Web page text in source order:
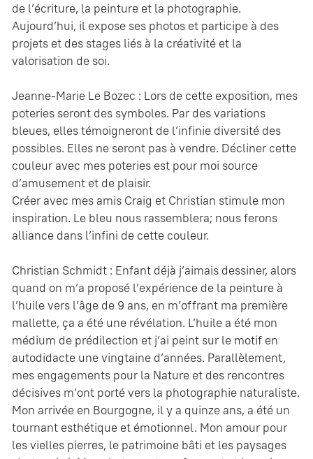
de l’écriture, la peinture et la photographie.
Aujourd’hui, il expose ses photos et participe à des
projets et des stages liés à la créativité et la
valorisation de soi.
Jeanne-Marie Le Bozec : Lors de cette exposition, mes
poteries seront des symboles. Par des variations
bleues, elles témoigneront de l’infinie diversité des
possibles. Elles ne seront pas à vendre. Décliner cette
couleur avec mes poteries est pour moi source
d’amusement et de plaisir.
Créer avec mes amis Craig et Christian stimule mon
inspiration. Le bleu nous rassemblera; nous ferons
alliance dans l’infini de cette couleur.
Christian Schmidt : Enfant déjà j’aimais dessiner, alors
quand on m’a proposé l’expérience de la peinture à
l’huile vers l’âge de 9 ans, en m’offrant ma première
mallette, ça a été une révélation. L’huile a été mon
médium de prédilection et j’ai peint sur le motif en
autodidacte une vingtaine d’années. Parallèlement,
mes engagements pour la Nature et des rencontres
décisives m’ont porté vers la photographie naturaliste.
Mon arrivée en Bourgogne, il y a quinze ans, a été un
tournant esthétique et émotionnel. Mon amour pour
les vielles pierres, le patrimoine bâti et les paysages